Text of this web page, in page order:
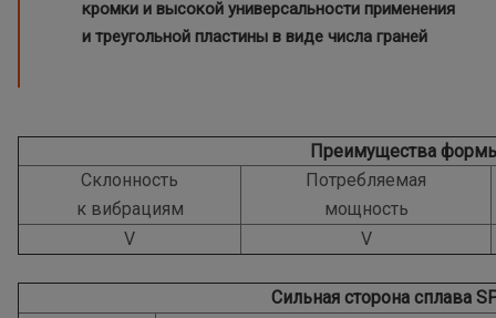
кромки и высокой универсальности применения
и треугольной пластины в виде числа граней
Преимущества
Склонность
к вибрациям
Потребляемая
мощность
V
V
Сильная сторона сплава